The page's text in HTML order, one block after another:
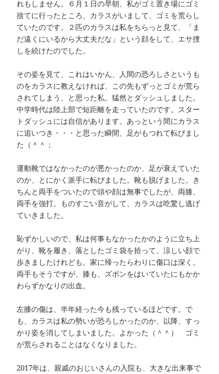
れもしません。６月１日の早朝、私がゴミ置き場にゴミ
捨てに行ったところ、カラスがいまして、ゴミを荒らし
ていたのです。２匹のカラスは私をちらっと見て、「ま
だ遠くにいるから大丈夫だな」という顔をして、エサ捜
しを続けたのでした。
その姿を見て、これはいかん、人間の恐ろしさというも
のをカラスに教えなければ、この先もずっとゴミが荒ら
されてしまう、と思った私。猛然とダッシュしました。
中学時代は陸上部で短距離を走っていたのです。スター
トダッシュには自信があります。あっという間にカラス
に追いつき・・・と思った瞬間、足がもつれて転びまし
た（＾＾；
運動靴ではなかったのが悪かったのか、足が衰えていた
のか、とにかく派手に転びました。靴も脱げました。き
ちんと両手をついたので頭や顔は無事でしたが、両膝、
両手を強打。ものすごい音がして、カラスは吃驚し逃げ
ていきました。
恥ずかしいので、私は何事もなかったかのように立ち上
がり、靴を履き、落としたゴミ袋を拾って、涼しい顔で
歩きましたけれども。家に帰ったらわりに傷口は深く。
両手もそうですが、膝も、ズボンをはいていたにもかか
わらずかなりの出血。
左膝の傷は、半年経った今も残っているほどです。で
も、カラスは私の勢いが恐ろしかったのか、以降、すっ
かり姿を消してしまいました。よかった（＾＾） ゴミ
が荒らされることはなくなりました。
2017年は、親戚のおじいさんの入院も、大きな出来事で